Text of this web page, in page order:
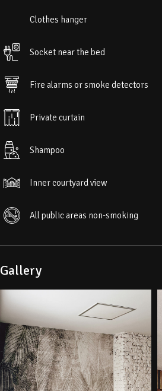
Bezpłatny parking prywatny
Clothes hanger
Socket near the bed
Fire alarms or smoke detectors
Private curtain
Shampoo
Inner courtyard view
All public areas non-smoking
Gallery